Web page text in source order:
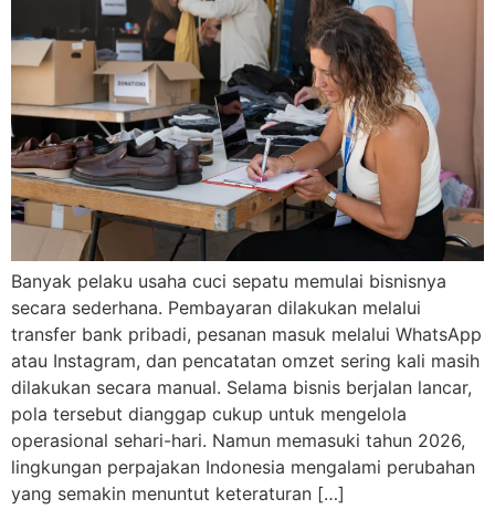
Banyak pelaku usaha cuci sepatu memulai bisnisnya
secara sederhana. Pembayaran dilakukan melalui
transfer bank pribadi, pesanan masuk melalui WhatsApp
atau Instagram, dan pencatatan omzet sering kali masih
dilakukan secara manual. Selama bisnis berjalan lancar,
pola tersebut dianggap cukup untuk mengelola
operasional sehari-hari. Namun memasuki tahun 2026,
lingkungan perpajakan Indonesia mengalami perubahan
yang semakin menuntut keteraturan […]